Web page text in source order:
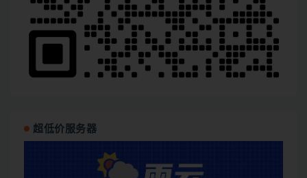
超低价服务器